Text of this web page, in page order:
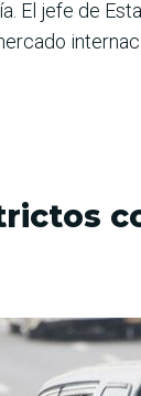
El jefe de